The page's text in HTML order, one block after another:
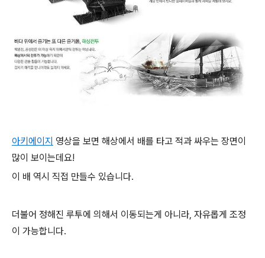
아키에이지 영상을 보면 해상에서 배를 타고 적과 싸우는 장면이
많이 보이는데요!
이 배 역시 직접 만들수 있습니다.
더불어 정해진 루투에 의해서 이동되는게 아니라, 자유롭게 조정
이 가능합니다.